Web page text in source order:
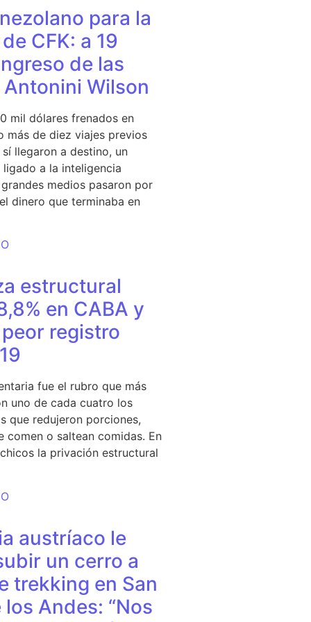
para la
CFK: a 19
de las
Wilson
mil dólares frenados en
más de diez viajes previos
llegaron a destino, un
a la inteligencia
medios pasaron por
dinero que terminaba en
estructural
en CABA y
registro
fue el rubro que más
uno de cada cuatro los
que redujeron porciones,
comen o saltean comidas. En
la privación estructural
austríaco le
un cerro a
trekking en San
Andes: “Nos